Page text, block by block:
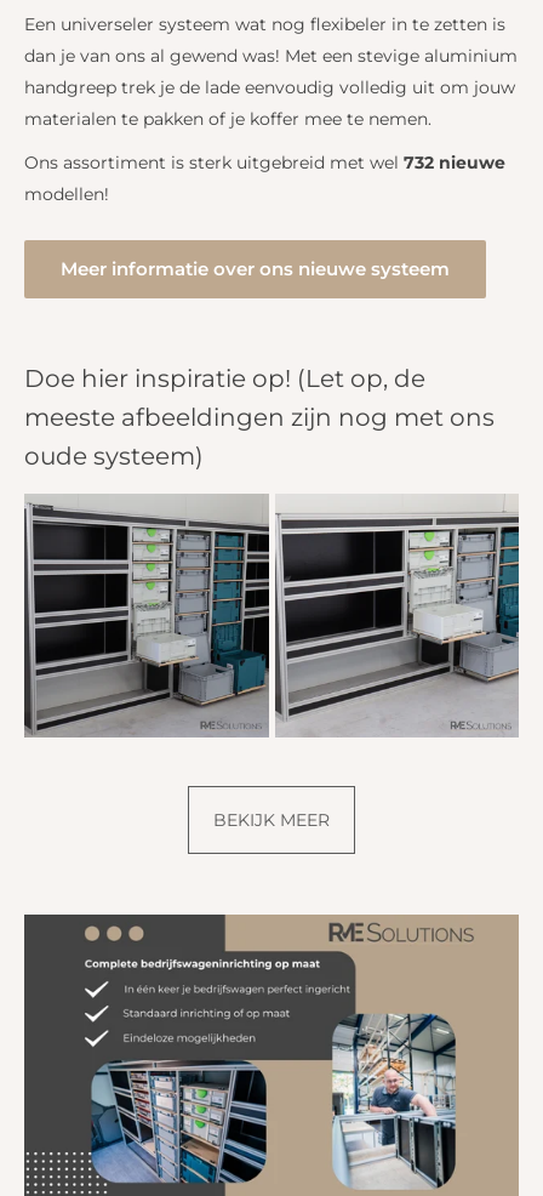
Een universeler systeem wat nog flexibeler in te zetten is
dan je van ons al gewend was! Met een stevige aluminium
handgreep trek je de lade eenvoudig volledig uit om jouw
materialen te pakken of je koffer mee te nemen.
Ons assortiment is sterk uitgebreid met wel 732 nieuwe
modellen!
Meer informatie over ons nieuwe systeem
Doe hier inspiratie op! (Let op, de
meeste afbeeldingen zijn nog met ons
oude systeem)
BEKIJK MEER